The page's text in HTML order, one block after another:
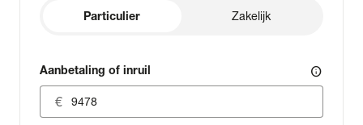
Particulier Zakelijk
Aanbetaling of inruil info